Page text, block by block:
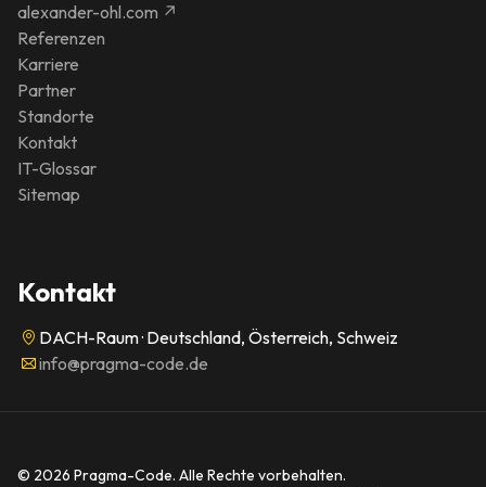
alexander-ohl.com ↗
Referenzen
Karriere
Partner
Standorte
Kontakt
IT-Glossar
Sitemap
Kontakt
DACH-Raum · Deutschland, Österreich, Schweiz
info@pragma-code.de
© 2026 Pragma-Code. Alle Rechte vorbehalten.